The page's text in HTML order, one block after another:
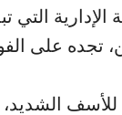
الإدارية التي
تجده على
للأسف